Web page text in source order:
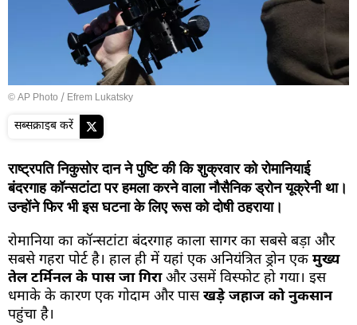
© AP Photo / Efrem Lukatsky
सब्सक्राइब करें
राष्ट्रपति निकुसोर दान ने पुष्टि की कि शुक्रवार को रोमानियाई
बंदरगाह कॉन्सटांटा पर हमला करने वाला नौसैनिक ड्रोन यूक्रेनी था।
उन्होंने फिर भी इस घटना के लिए रूस को दोषी ठहराया।
रोमानिया का कॉन्सटांटा बंदरगाह काला सागर का सबसे बड़ा और
सबसे गहरा पोर्ट है। हाल ही में यहां एक अनियंत्रित ड्रोन एक मुख्य
तेल टर्मिनल के पास जा गिराऔर उसमें विस्फोट हो गया। इस
धमाके के कारण एक गोदाम और पासखड़े जहाज को नुकसान
पहुंचा है।